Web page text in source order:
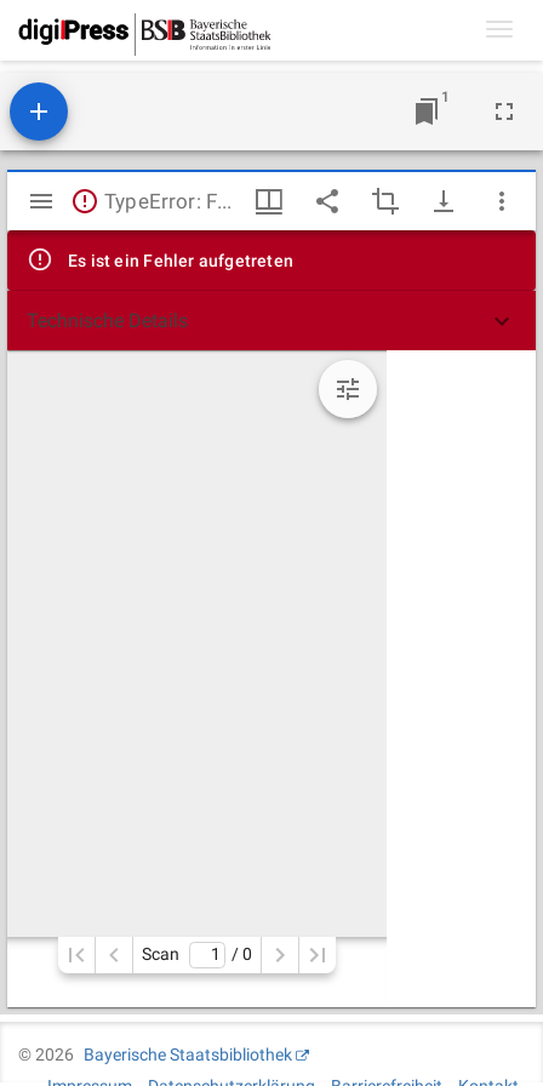
1
Mirador
Viewer
TypeError: Failed to fetch
Es ist ein Fehler aufgetreten
Technische Details
Scan / 0
©2026
Bayerische Staatsbibliothek